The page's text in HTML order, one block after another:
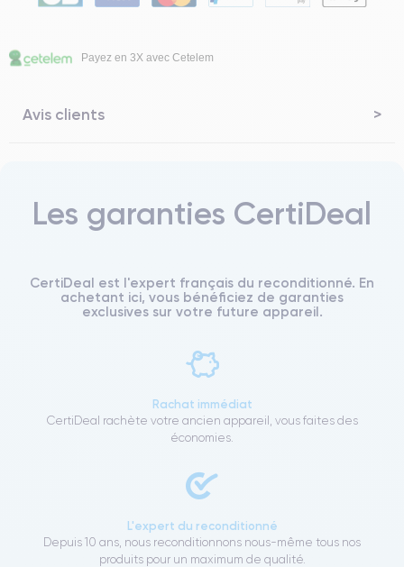
Payez en 3X avec Cetelem
Avis clients
Les garanties CertiDeal
CertiDeal est l'expert français du reconditionné. En
achetant ici, vous bénéficiez de garanties
exclusives sur votre future appareil.
Rachat immédiat
CertiDeal rachète votre ancien appareil, vous faites des
économies.
L'expert du reconditionné
Depuis 10 ans, nous reconditionnons nous-même tous nos
produits pour un maximum de qualité.